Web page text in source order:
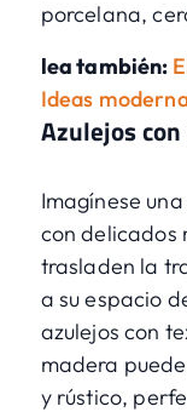
porcelana,
lea también:
Ideas
Azulejos
Imagínese
con delicados
trasladen la
a su espacio
azulejos con
madera
y rústico,